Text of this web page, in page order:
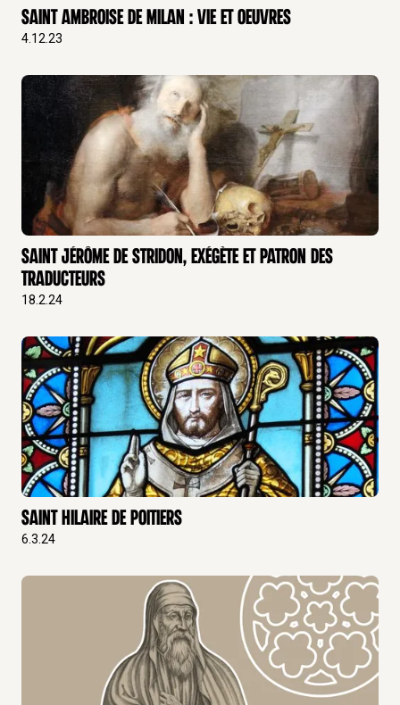
Saint Ambroise de Milan : Vie et Oeuvres
4.12.23
Saint Jérôme de Stridon, exégète et patron des
traducteurs
18.2.24
Saint Hilaire de Poitiers
6.3.24